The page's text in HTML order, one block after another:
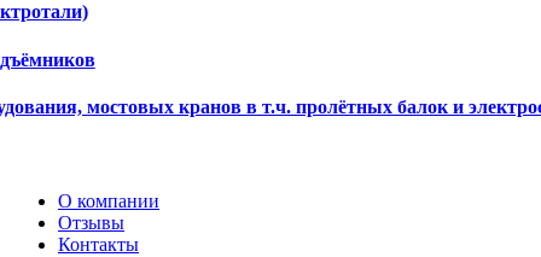
мостовых кранов в т.ч. пролётных балок и
О компании
Отзывы
Контакты